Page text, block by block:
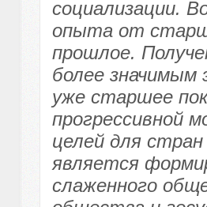
социализации.
опыта от
прошлое.
более значимым
уже старшее
прогрессивной
целей для
является
слаженного